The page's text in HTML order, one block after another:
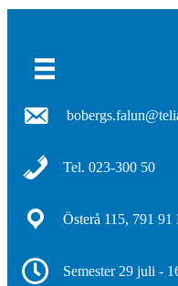
Tel. 023-300 50
Österå 115, 791 91
Semester 29 juli -
Dessa kakor
behövs för att
hemsidan
taget ska
fungera.
Statistik
kunna
förbättra
funktionalitet
och